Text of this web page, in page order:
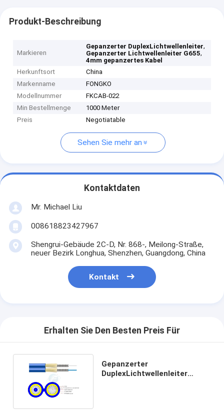
Produkt-Beschreibung
Markieren
Gepanzerter DuplexLichtwellenleiter,
Gepanzerter Lichtwellenleiter G655,
4mm gepanzertes Kabel
Herkunftsort
China
Markenname
FONGKO
Modellnummer
FKCAB-022
Min Bestellmenge
1000 Meter
Preis
Negotiatable
Sehen Sie mehr an
Kontaktdaten
Mr. Michael Liu
008618823427967
Shengrui-Gebäude 2C-D, Nr. 868-, Meilong-Straße,
neuer Bezirk Longhua, Shenzhen, Guangdong, China
Kontakt
Erhalten Sie Den Besten Preis Für
Gepanzerter
DuplexLichtwellenleiter